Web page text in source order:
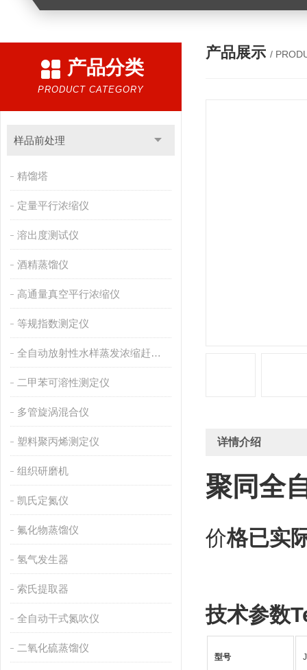
产品分类
PRODUCT CATEGORY
样品前处理
精馏塔
定量平行浓缩仪
溶出度测试仪
酒精蒸馏仪
高通量真空平行浓缩仪
等规指数测定仪
全自动放射性水样蒸发浓缩赶酸仪
二甲苯可溶性测定仪
多管旋涡混合仪
塑料聚丙烯测定仪
组织研磨机
凯氏定氮仪
氟化物蒸馏仪
氢气发生器
索氏提取器
全自动干式氮吹仪
二氧化硫蒸馏仪
产品展示 /
详情介绍
聚同全
价格已实
技术参数
型号